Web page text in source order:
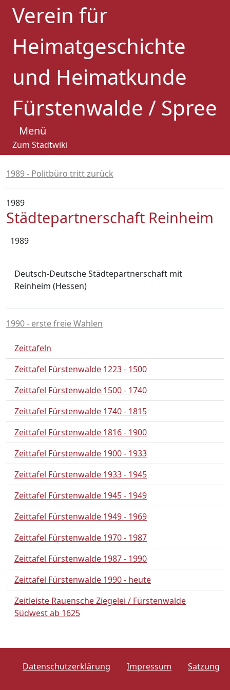
Verein für
Heimatgeschichte
und Heimatkunde
Fürstenwalde / Spree
Menü
Zum Stadtwiki
1989 - Politbüro tritt zurück
1989
Städtepartnerschaft Reinheim
1989
Deutsch-Deutsche Städtepartnerschaft mit
Reinheim (Hessen)
1990 - erste freie Wahlen
Zeittafeln
Zeittafel Fürstenwalde 1223 - 1500
Zeittafel Fürstenwalde 1500 - 1740
Zeittafel Fürstenwalde 1740 - 1815
Zeittafel Fürstenwalde 1816 - 1900
Zeittafel Fürstenwalde 1900 - 1933
Zeittafel Fürstenwalde 1933 - 1945
Zeittafel Fürstenwalde 1945 - 1949
Zeittafel Fürstenwalde 1949 - 1969
Zeittafel Fürstenwalde 1970 - 1987
Zeittafel Fürstenwalde 1987 - 1990
Zeittafel Fürstenwalde 1990 - heute
Zeitleiste Rauensche Ziegelei / Fürstenwalde
Südwest ab 1625
Datenschutzerklärung Impressum Satzung